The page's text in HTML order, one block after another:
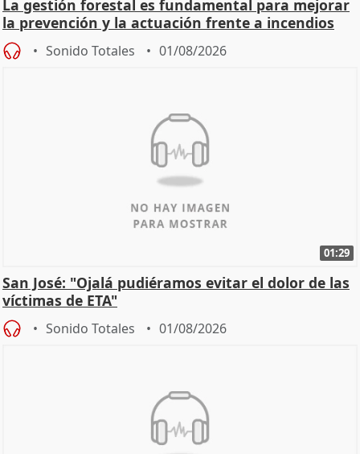
La gestión forestal es fundamental para mejorar
la prevención y la actuación frente a incendios
Sonido Totales 01/08/2026
01:29
San José: "Ojalá pudiéramos evitar el dolor de las
víctimas de ETA"
Sonido Totales 01/08/2026